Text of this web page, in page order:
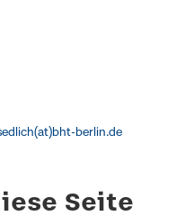
berlin.de
Seite